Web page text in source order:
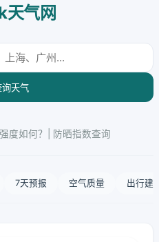
气网
天气
度如何？| 防晒指数查询
7天预报 空气质量 出行建